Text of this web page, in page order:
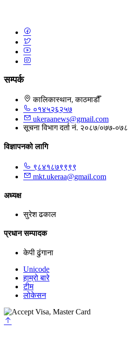
सम्पर्क
कालिकास्थान, काठमाडौँ
०१४५२६२५७
ukeraanews@gmail.com
सूचना विभाग दर्ता नं. २०८७/०७७-०७८
विज्ञापनको लागि
९८४१८७९९९९
mkt.ukeraa@gmail.com
अध्यक्ष
सुरेश ढकाल
प्रधान सम्पादक
केपी ढुंगाना
Unicode
हाम्रो बारे
टीम
लोकेसन